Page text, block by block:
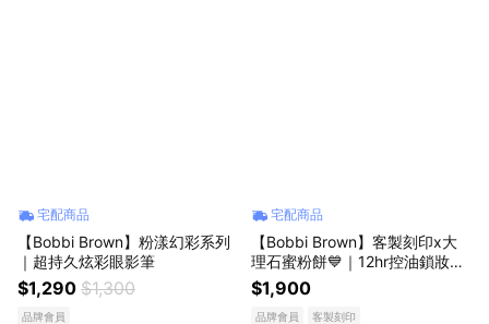
宅配商品
【Bobbi Brown】粉漾幻彩系列
｜超持久炫彩眼影筆
$1,290 $1,300
品牌會員
宅配商品
【Bobbi Brown】客製刻印x大
理石蜜粉餅💙｜12hr控油鎖妝，
刷出嫩透亮！送女友 生日禮物推
薦 #五花肉蜜粉餅
$1,900
品牌會員 客製刻印